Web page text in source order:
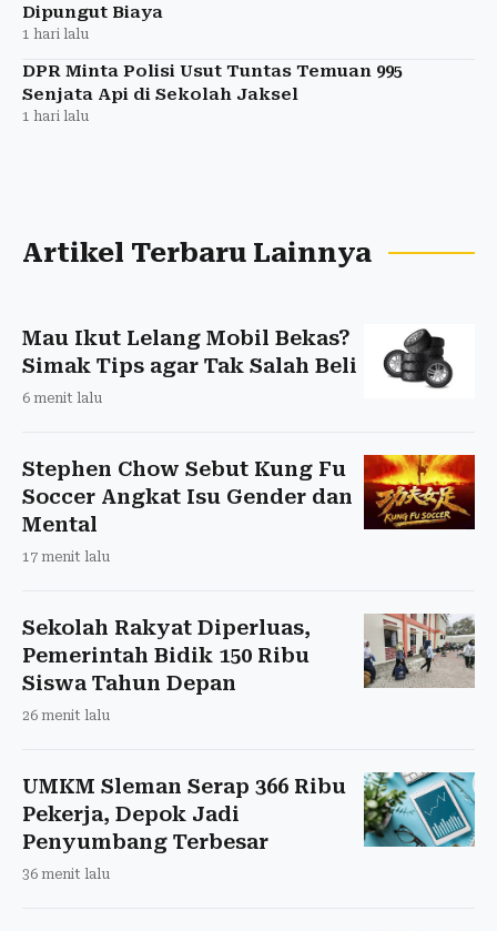
Dipungut Biaya
1 hari lalu
DPR Minta Polisi Usut Tuntas Temuan 995
Senjata Api di Sekolah Jaksel
1 hari lalu
Artikel Terbaru Lainnya
Mau Ikut Lelang Mobil Bekas?
Simak Tips agar Tak Salah Beli
6 menit lalu
Stephen Chow Sebut Kung Fu
Soccer Angkat Isu Gender dan
Mental
17 menit lalu
Sekolah Rakyat Diperluas,
Pemerintah Bidik 150 Ribu
Siswa Tahun Depan
26 menit lalu
UMKM Sleman Serap 366 Ribu
Pekerja, Depok Jadi
Penyumbang Terbesar
36 menit lalu